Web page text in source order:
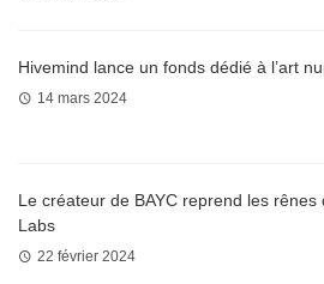
Hivemind lance un fonds dédié à l’art
14 mars 2024
Le créateur de BAYC reprend les rênes
Labs
22 février 2024